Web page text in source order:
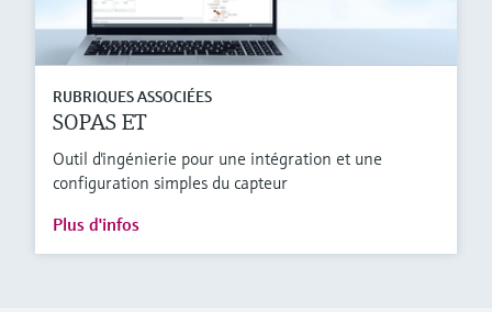
RUBRIQUES ASSOCIÉES
SOPAS ET
Outil d'ingénierie pour une intégration et une
configuration simples du capteur
Plus d'infos